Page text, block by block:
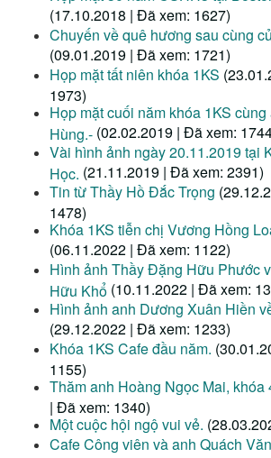
(17.10.2018 | Đã xem: 1627)
Chuyến về quê hương sau cùng
(09.01.2019 | Đã xem: 1721)
Họp mặt tất niên khóa 1KS
1973)
Họp mặt cuối năm khóa 1KS
Hùng.- (02.02.2019 | Đã xem:
Vài hình ảnh ngày 20.11.2019 tại
Học. (21.11.2019 | Đã xem: 2391)
Tin từ Thầy Hồ Đắc Trọng
1478)
Khóa 1KS tiễn chị Vương Hồng
(06.11.2022 | Đã xem: 1122)
Hình ảnh Thầy Đặng Hữu Phước
Hữu Khổ (10.11.2022 | Đã xem:
Hình ảnh anh Dương Xuân Hiền
(29.12.2022 | Đã xem: 1233)
Khóa 1KS Cafe đầu năm.
1155)
Thăm anh Hoàng Ngọc Mai, khóa
| Đã xem: 1340)
Một cuộc hội ngộ vui vẻ.
Cafe Công viên và anh Quách